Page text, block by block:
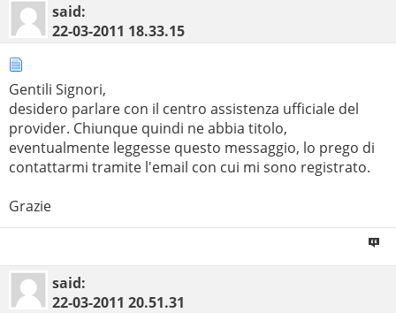
said:
22-03-2011 18.33.15
Gentili Signori,
desidero parlare con il centro assistenza ufficiale del
provider. Chiunque quindi ne abbia titolo,
eventualmente leggesse questo messaggio, lo prego di
contattarmi tramite l'email con cui mi sono registrato.
Grazie
said:
22-03-2011 20.51.31